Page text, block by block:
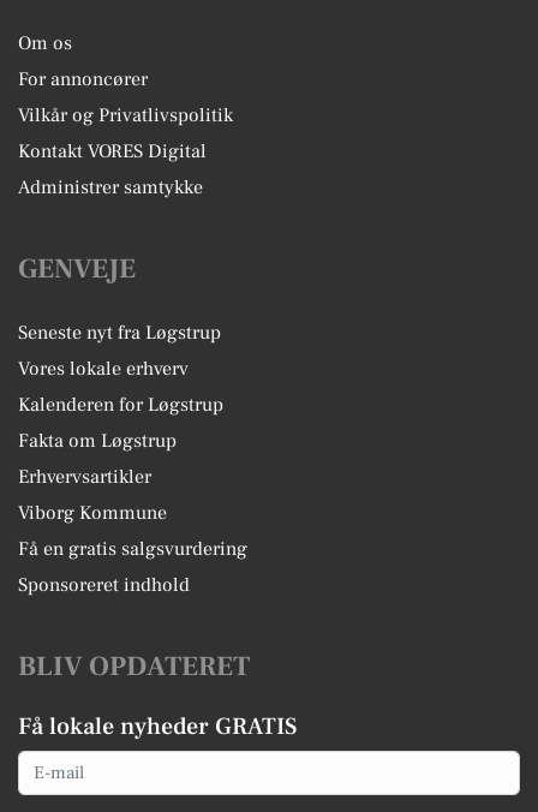
Om os
For annoncører
Vilkår og Privatlivspolitik
Kontakt VORES Digital
Administrer samtykke
GENVEJE
Seneste nyt fra Løgstrup
Vores lokale erhverv
Kalenderen for Løgstrup
Fakta om Løgstrup
Erhvervsartikler
Viborg Kommune
Få en gratis salgsvurdering
Sponsoreret indhold
BLIV OPDATERET
Få lokale nyheder GRATIS
Email